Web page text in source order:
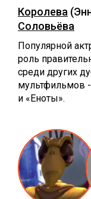
Королева
Соловьёва
Популярной
роль
среди других
мультфильмов
и «Еноты».